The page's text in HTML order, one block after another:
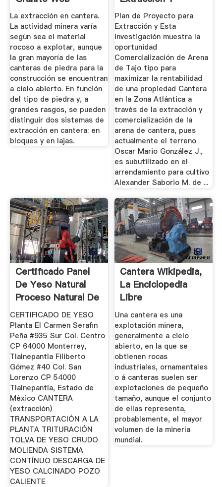
Técnica
La extracción en cantera.
La actividad minera varía
según sea el material
rocoso a explotar, aunque
la gran mayoría de las
canteras de piedra para la
construcción se encuentran
a cielo abierto. En función
del tipo de piedra y, a
grandes rasgos, se pueden
distinguir dos sistemas de
extracción en cantera: en
bloques y en lajas.
Comercialización ...
Plan de Proyecto para
Extracción y Esta
investigación muestra la
oportunidad
Comercialización de Arena
de Tajo tipo para
maximizar la rentabilidad
de una propiedad Cantera
en la Zona Atlántica a
través de la extracción y
comercialización de la
arena de cantera, pues
actualmente el terreno
Oscar Mario González J.,
es subutilizado en el
arrendamiento para cultivo
Alexander Saborio M. de ...
Certificado Panel
De Yeso Natural
Proceso Natural De
...
CERTIFICADO DE YESO
Planta El Carmen Serafin
Peña #935 Sur Col. Centro
CP 64000 Monterrey,
Tlalnepantla Filiberto
Gómez #40 Col. San
Lorenzo CP 54000
Tlalnepantla, Estado de
México CANTERA
(extracción)
TRANSPORTACIÓN A LA
PLANTA TRITURACIÓN
TOLVA DE YESO CRUDO
MOLIENDA SISTEMA
CONTÍNUO DESCARGA DE
YESO CALCINADO POZO
CALIENTE
Cantera Wikipedia,
La Enciclopedia
Libre
Una cantera es una
explotación minera,
generalmente a cielo
abierto, en la que se
obtienen rocas
industriales, ornamentales
o á canteras suelen ser
explotaciones de pequeño
tamaño, aunque el conjunto
de ellas representa,
probablemente, el mayor
volumen de la minería
mundial.